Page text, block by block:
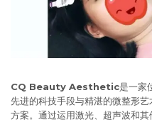
CQ Beauty Aesthetic是一家
先进的科技手段与精湛的微整形
方案。通过运用激光、超声波和其